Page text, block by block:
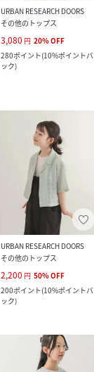
URBAN RESEARCH DOORS
その他のトップス
3,080 円 20%OFF
280ポイント(10%ポイントバ
ック)
URBAN RESEARCH DOORS
その他のトップス
2,200 円 50%OFF
200ポイント(10%ポイントバ
ック)